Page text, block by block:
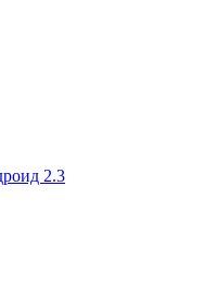
2.3